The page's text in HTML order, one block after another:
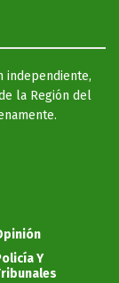
independiente,
la Región del
Y